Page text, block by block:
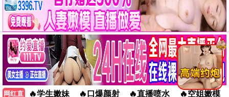
月下情深
爱情 / 文艺 / 高清